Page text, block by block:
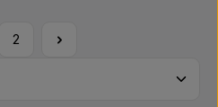
Seite
2